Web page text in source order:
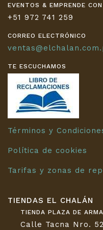
EVENTOS & EMPRENDE
+51 972 741 259
CORREO ELECTRÓNICO
TE ESCUCHAMOS
Términos y
Política de cookies
Tarifas y zonas de
TIENDAS EL CHALÁN
TIENDA PLAZA DE
Calle Tacna Nro.